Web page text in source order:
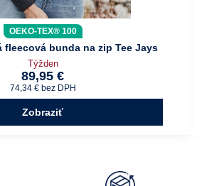
OEKO-TEX® 100
fleecová bunda na zip Tee Jays
Týžden
89,95 €
74,34 € bez DPH
Zobraziť